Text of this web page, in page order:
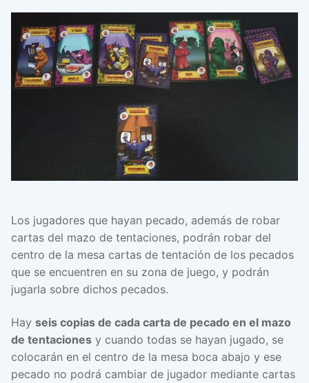
Los jugadores que hayan pecado, además de robar
cartas del mazo de tentaciones, podrán robar del
centro de la mesa cartas de tentación de los pecados
que se encuentren en su zona de juego, y podrán
jugarla sobre dichos pecados.
Hay seis copias de cada carta de pecado en el mazo
de tentaciones y cuando todas se hayan jugado, se
colocarán en el centro de la mesa boca abajo y ese
pecado no podrá cambiar de jugador mediante cartas